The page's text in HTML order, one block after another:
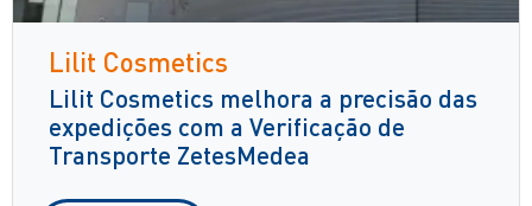
Lilit Cosmetics
Lilit Cosmetics melhora a precisão das
expedições com a Verificação de
Transporte ZetesMedea